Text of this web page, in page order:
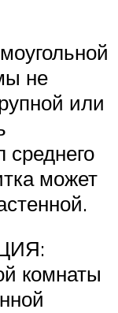
не
или
может
комнаты